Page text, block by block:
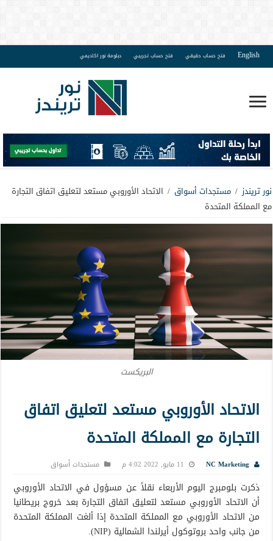
English فتح حساب حقيقي فتح حساب تجريبي دبلومة نور اكاديمي
نور تريندز / مستجدات أسواق / الاتحاد الأوروبي مستعد لتعليق اتفاق التجارة
مع المملكة المتحدة
البريكست
الاتحاد الأوروبي مستعد لتعليق اتفاق
التجارة مع المملكة المتحدة
NC Marketing 11 مايو, 2022 4:02 م مستجدات أسواق
ذكرت بلومبرج اليوم الأربعاء نقلاً عن مسؤول في الاتحاد الأوروبي
أن الاتحاد الأوروبي مستعد لتعليق اتفاق التجارة بعد خروج بريطانيا
من الاتحاد الأوروبي مع المملكة المتحدة إذا ألغت المملكة المتحدة
من جانب واحد بروتوكول أيرلندا الشمالية (NIP).